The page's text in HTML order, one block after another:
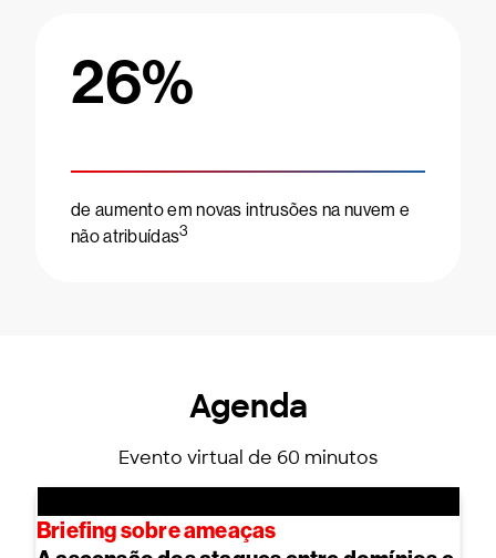
26%
de aumento em novas intrusões na nuvem e
não atribuídas3
Agenda
Evento virtual de 60 minutos
Briefing sobre ameaças